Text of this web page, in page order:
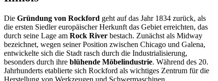
Die Gründung von Rockford geht auf das Jahr 1834 zurück, als
die ersten Siedler europäischer Herkunft das Gebiet erreichten, das
durch seine Lage am Rock River bestach. Zunächst als Midway
bezeichnet, wegen seiner Position zwischen Chicago und Galena,
entwickelte sich die Stadt rasch durch die Industrialisierung,
besonders durch ihre blühende Möbelindustrie. Während des 20.
Jahrhunderts etablierte sich Rockford als wichtiges Zentrum für die